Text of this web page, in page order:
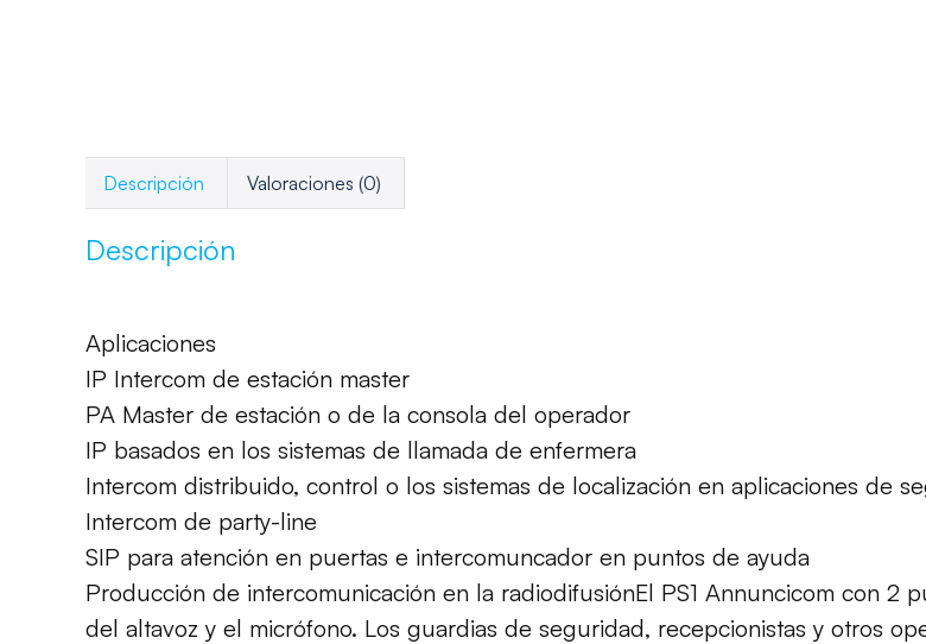
Descripción Valoraciones (0)
Descripción
Aplicaciones
IP Intercom de estación master
PA Master de estación o de la consola del operador
IP basados ​​en los sistemas de llamada de enfermera
Intercom distribuido, control o los sistemas de localización en aplicaciones de
Intercom de party-line
SIP para atención en puertas e intercomuncador en puntos de ayuda
Producción de intercomunicación en la radiodifusiónEl PS1 Annuncicom con 2
del altavoz y el micrófono. Los guardias de seguridad, recepcionistas y otros